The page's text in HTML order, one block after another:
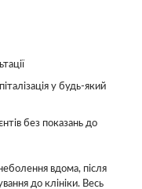
у будь-який
без показань до
вдома, після
до клініки. Весь